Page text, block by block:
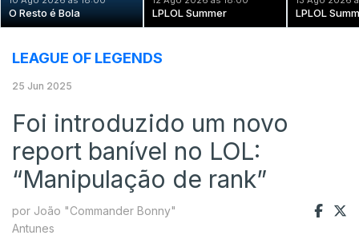
O Resto é Bola LPLOL Summer LPLOL
LEAGUE OF LEGENDS
25 Jun 2025
Foi introduzido um novo
report banível no LOL:
“Manipulação de rank”
por João "Commander Bonny"
Antunes